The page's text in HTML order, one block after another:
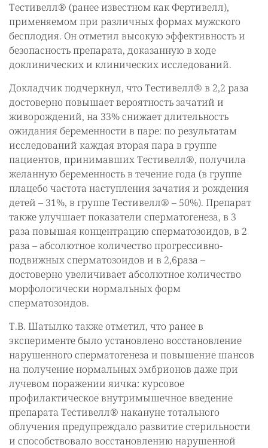
Тестивелл® (ранее известном как Фертивелл),
применяемом при различных формах мужского
бесплодия. Он отметил высокую эффективность и
безопасность препарата, доказанную в ходе
доклинических и клинических исследований.
Докладчик подчеркнул, что Тестивелл® в 2,2 раза
достоверно повышает вероятность зачатий и
живорождений, на 33% снижает длительность
ожидания беременности в паре: по результатам
исследований каждая вторая пара в группе
пациентов, принимавших Тестивелл®, получила
желанную беременность в течение года (в группе
плацебо частота наступления зачатия и рождения
детей – 31%, в группе Тестивелл® – 50%). Препарат
также улучшает показатели сперматогенеза, в 3
раза повышая концентрацию сперматозоидов, в 2
раза – абсолютное количество прогрессивно-
подвижных сперматозоидов и в 2,6раза –
достоверно увеличивает абсолютное количество
морфологически нормальных форм
сперматозоидов.
Т.В. Шатылко также отметил, что ранее в
эксперименте было установлено восстановление
нарушенного сперматогенеза и повышение шансов
на получение нормальных эмбрионов даже при
лучевом поражении яичка: курсовое
профилактическое внутримышечное введение
препарата Тестивелл® накануне тотального
облучения предупреждало развитие стерильности
и способствовало восстановлению нарушенной